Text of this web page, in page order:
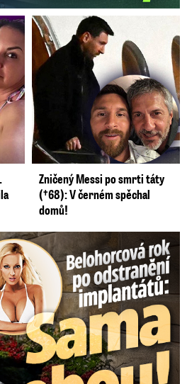
v ČR Daniel Meron
Jedlička
Zničený Messi po smrti táty
(†68): V černém spěchal
domů!
implantátů: Konečně sama sebou